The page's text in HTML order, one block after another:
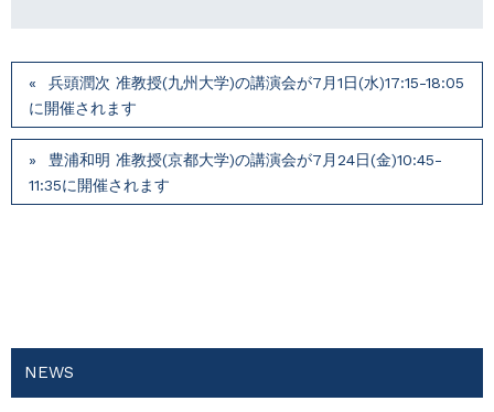
兵頭潤次 准教授(九州大学)の講演会が7月1⽇(水)17:15-18:05
に開催されます
豊浦和明 准教授(京都大学)の講演会が7月24⽇(⾦)10:45-
11:35に開催されます
NEWS